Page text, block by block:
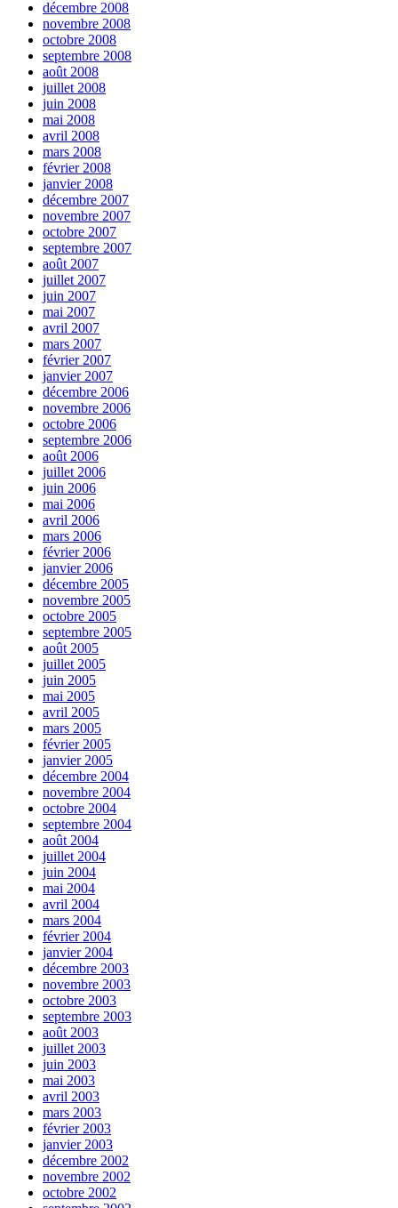
décembre 2008
novembre 2008
octobre 2008
septembre 2008
août 2008
juillet 2008
juin 2008
mai 2008
avril 2008
mars 2008
février 2008
janvier 2008
décembre 2007
novembre 2007
octobre 2007
septembre 2007
août 2007
juillet 2007
juin 2007
mai 2007
avril 2007
mars 2007
février 2007
janvier 2007
décembre 2006
novembre 2006
octobre 2006
septembre 2006
août 2006
juillet 2006
juin 2006
mai 2006
avril 2006
mars 2006
février 2006
janvier 2006
décembre 2005
novembre 2005
octobre 2005
septembre 2005
août 2005
juillet 2005
juin 2005
mai 2005
avril 2005
mars 2005
février 2005
janvier 2005
décembre 2004
novembre 2004
octobre 2004
septembre 2004
août 2004
juillet 2004
juin 2004
mai 2004
avril 2004
mars 2004
février 2004
janvier 2004
décembre 2003
novembre 2003
octobre 2003
septembre 2003
août 2003
juillet 2003
juin 2003
mai 2003
avril 2003
mars 2003
février 2003
janvier 2003
décembre 2002
novembre 2002
octobre 2002